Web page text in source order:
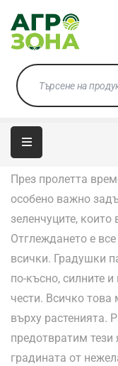
Защита за
От ROSS
През пролетта
особено важно
зеленчуците,
Отглеждането е
всички. Градушки
по-късно, силните
чести. Всичко
върху растенията.
предотвратим
градината от